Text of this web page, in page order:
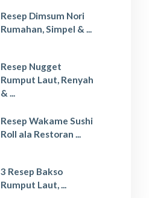
Resep Dimsum Nori
Rumahan, Simpel & ...
Resep Nugget
Rumput Laut, Renyah
& ...
Resep Wakame Sushi
Roll ala Restoran ...
3 Resep Bakso
Rumput Laut, ...